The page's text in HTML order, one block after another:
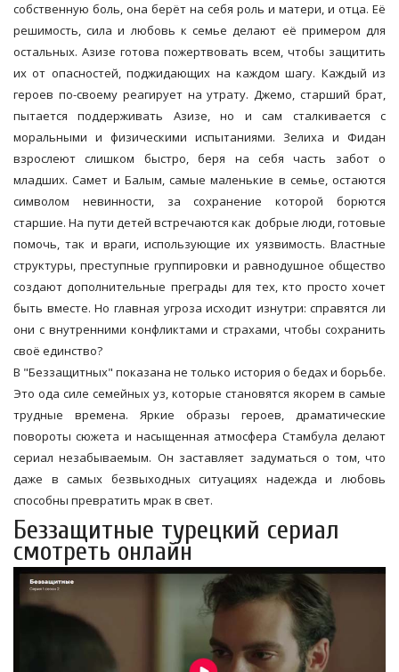
собственную боль, она берёт на себя роль и матери, и отца. Её
решимость, сила и любовь к семье делают её примером для
остальных. Азизе готова пожертвовать всем, чтобы защитить
их от опасностей, поджидающих на каждом шагу. Каждый из
героев по-своему реагирует на утрату. Джемо, старший брат,
пытается поддерживать Азизе, но и сам сталкивается с
моральными и физическими испытаниями. Зелиха и Фидан
взрослеют слишком быстро, беря на себя часть забот о
младших. Самет и Балым, самые маленькие в семье, остаются
символом невинности, за сохранение которой борются
старшие. На пути детей встречаются как добрые люди, готовые
помочь, так и враги, использующие их уязвимость. Властные
структуры, преступные группировки и равнодушное общество
создают дополнительные преграды для тех, кто просто хочет
быть вместе. Но главная угроза исходит изнутри: справятся ли
они с внутренними конфликтами и страхами, чтобы сохранить
своё единство?
В "Беззащитных" показана не только история о бедах и борьбе.
Это ода силе семейных уз, которые становятся якорем в самые
трудные времена. Яркие образы героев, драматические
повороты сюжета и насыщенная атмосфера Стамбула делают
сериал незабываемым. Он заставляет задуматься о том, что
даже в самых безвыходных ситуациях надежда и любовь
способны превратить мрак в свет.
Беззащитные турецкий сериал
смотреть онлайн